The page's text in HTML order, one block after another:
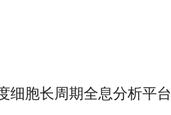
细胞长周期全息分析平台